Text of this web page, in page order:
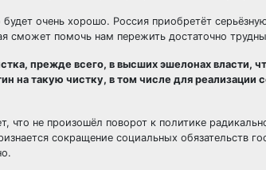
очень хорошо. Россия приобретёт
сможет помочь нам пережить достаточно
прежде всего, в высших эшелонах власти,
на такую чистку, в том числе для реализации
что не произошёл поворот к политике
сокращение социальных обязательств